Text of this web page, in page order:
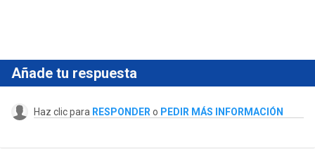
Añade tu respuesta
Haz clic para RESPONDER o PEDIR MÁS INFORMACIÓN